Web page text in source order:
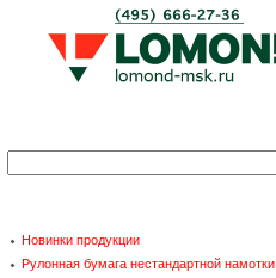
Новинки продукции
Рулонная бумага нестандартной намотки